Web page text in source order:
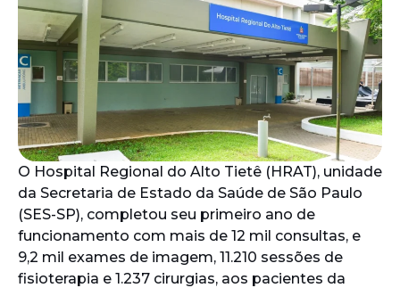
O Hospital Regional do Alto Tietê (HRAT), unidade
da Secretaria de Estado da Saúde de São Paulo
(SES-SP), completou seu primeiro ano de
funcionamento com mais de 12 mil consultas, e
9,2 mil exames de imagem, 11.210 sessões de
fisioterapia e 1.237 cirurgias, aos pacientes da